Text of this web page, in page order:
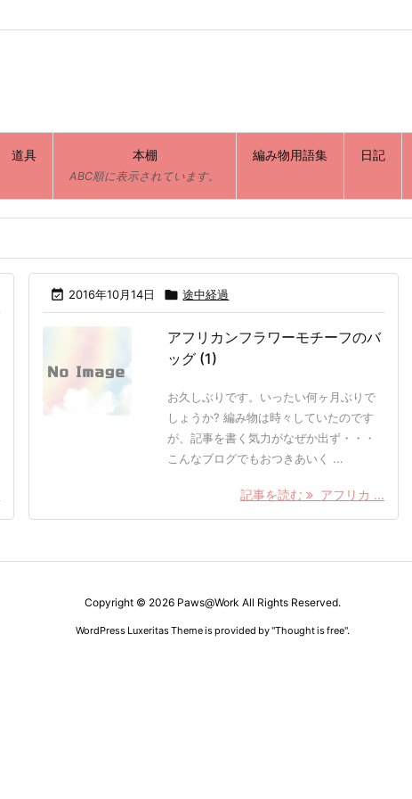
道具 本棚
ABC順に表示されています。
編み物用語集 日記
 2016年10月14日  途中経過
アフリカンフラワーモチーフのバ
ッグ (1)
お久しぶりです。いったい何ヶ月ぶりで
しょうか? 編み物は時々していたのです
が、記事を書く気力がなぜか出ず・・・
こんなブログでもおつきあいく ...
記事を読む アフリカ ...
Copyright © 2026 Paws@Work All Rights Reserved.
WordPress Luxeritas Theme is provided by "Thought is free".